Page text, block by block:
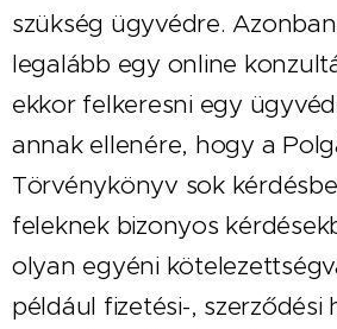
szükség ügyvédre.
legalább egy online
ekkor felkeresni egy
annak ellenére, hogy a
Törvénykönyv sok
feleknek bizonyos
olyan egyéni
például fizetési-, szerződési